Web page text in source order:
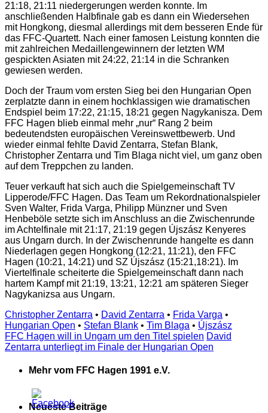
21:18, 21:11 niedergerungen werden konnte. Im
anschließenden Halbfinale gab es dann ein Wiedersehen
mit Hongkong, diesmal allerdings mit dem besseren Ende für
das FFC-Quartett. Nach einer famosen Leistung konnten die
mit zahlreichen Medaillengewinnern der letzten WM
gespickten Asiaten mit 24:22, 21:14 in die Schranken
gewiesen werden.
Doch der Traum vom ersten Sieg bei den Hungarian Open
zerplatzte dann in einem hochklassigen wie dramatischen
Endspiel beim 17:22, 21:15, 18:21 gegen Nagykanisza. Dem
FFC Hagen blieb einmal mehr „nur“ Rang 2 beim
bedeutendsten europäischen Vereinswettbewerb. Und
wieder einmal fehlte David Zentarra, Stefan Blank,
Christopher Zentarra und Tim Blaga nicht viel, um ganz oben
auf dem Treppchen zu landen.
Teuer verkauft hat sich auch die Spielgemeinschaft TV
Lipperode/FFC Hagen. Das Team um Rekordnationalspieler
Sven Walter, Frida Varga, Philipp Münzner und Sven
Henbeböle setzte sich im Anschluss an die Zwischenrunde
im Achtelfinale mit 21:17, 21:19 gegen Újszász Kenyeres
aus Ungarn durch. In der Zwischenrunde hangelte es dann
Niederlagen gegen Hongkong (12:21, 11:21), den FFC
Hagen (10:21, 14:21) und SZ Újszász (15:21,18:21). Im
Viertelfinale scheiterte die Spielgemeinschaft dann nach
hartem Kampf mit 21:19, 13:21, 12:21 am späteren Sieger
Nagykanizsa aus Ungarn.
Christopher Zentarra • David Zentarra • Frida Varga •
Hungarian Open • Stefan Blank • Tim Blaga • Újszász
FFC Hagen will in Ungarn um den Titel spielen David
Zentarra unterliegt im Finale der Hungarian Open
Mehr vom FFC Hagen 1991 e.V.
Neueste Beiträge